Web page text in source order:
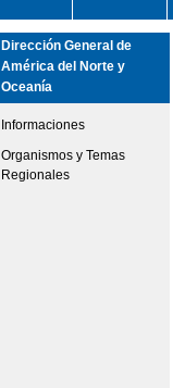
Dirección General de
América del Norte y
Oceanía
Informaciones
Organismos y Temas
Regionales